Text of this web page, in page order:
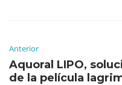
Anterior
Aquoral LIPO,
de la película